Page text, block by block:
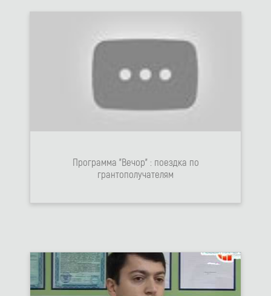
Программа "Вечор" : поездка по
грантополучателям